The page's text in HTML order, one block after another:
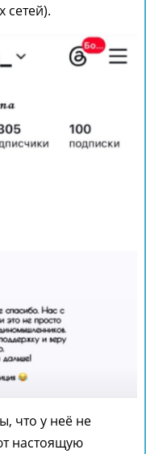
сетей).
что у неё не
настоящую